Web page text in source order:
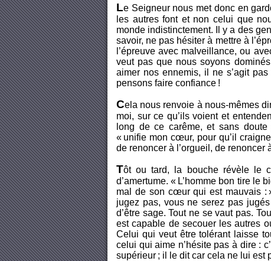
Le Seigneur nous met donc en
les autres font et non celui que
monde indistinctement. Il y a des
savoir, ne pas hésiter à mettre à
l’épreuve avec malveillance, ou
veut pas que nous soyons
aimer nos ennemis, il ne s’agit
pensons faire confiance !
Cela nous renvoie à nous-mêmes
moi, sur ce qu’ils voient et
long de ce carême, et sans
« unifie mon cœur, pour qu’il
de renoncer à l’orgueil, de renoncer
Tôt ou tard, la bouche révèle le
d’amertume. « L’homme bon tire le
mal de son cœur qui est mauvais :
jugez pas, vous ne serez pas
d’être sage. Tout ne se vaut pas.
est capable de secouer les autres
Celui qui veut être tolérant laisse
celui qui aime n’hésite pas à dire :
supérieur ; il le dit car cela ne lui est